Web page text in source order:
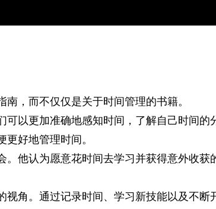
，而不仅仅是关于时间管理的书籍。
以更加准确地感知时间，了解自己时间的
好地管理时间。
他认为愿意花时间去学习并获得意外收获
角。通过记录时间、学习新技能以及不断